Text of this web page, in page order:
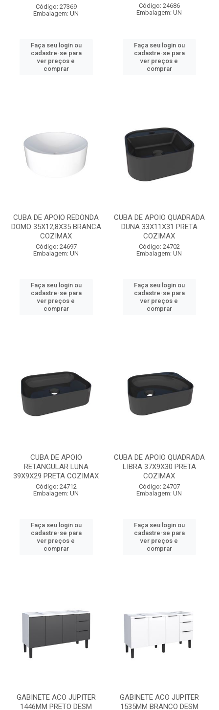
Código: 27369
Embalagem: UN
Faça seu login ou
cadastre-se para
ver preços e
comprar
Código: 24686
Embalagem: UN
Faça seu login ou
cadastre-se para
ver preços e
comprar
CUBA DE APOIO REDONDA
DOMO 35X12,8X35 BRANCA
COZIMAX
Código: 24697
Embalagem: UN
Faça seu login ou
cadastre-se para
ver preços e
comprar
CUBA DE APOIO QUADRADA
DUNA 33X11X31 PRETA
COZIMAX
Código: 24702
Embalagem: UN
Faça seu login ou
cadastre-se para
ver preços e
comprar
CUBA DE APOIO
RETANGULAR LUNA
39X9X29 PRETA COZIMAX
Código: 24712
Embalagem: UN
Faça seu login ou
cadastre-se para
ver preços e
comprar
CUBA DE APOIO QUADRADA
LIBRA 37X9X30 PRETA
COZIMAX
Código: 24707
Embalagem: UN
Faça seu login ou
cadastre-se para
ver preços e
comprar
GABINETE ACO JUPITER
1446MM PRETO DESM
GABINETE ACO JUPITER
1535MM BRANCO DESM